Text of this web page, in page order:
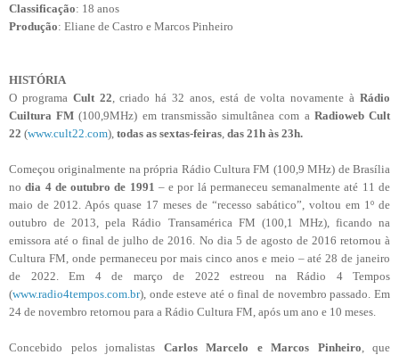
Classificação: 18 anos
Produção: Eliane de Castro e Marcos Pinheiro
HISTÓRIA
O programa Cult 22 , criado há 32 anos, está de volta novamente àRádio
Cuiltura FM(100,9MHz) em transmissão simultânea com a Radioweb Cult
22 (www.cult22.com), todas as sextas-feiras das 21h às 23h.
Começou originalmente na própria Rádio Cultura FM (100,9 MHz) de Brasília
nodia 4 de outubro de 1991 – e por lá permaneceu semanalmente até 11 de
maio de 2012. Após quase 17 meses de “recesso sabático”, voltou em 1º de
outubro de 2013, pela Rádio Transamérica FM (100,1 MHz), ficando na
emissora até o final de julho de 2016. No dia 5 de agosto de 2016 retornou à
Cultura FM, onde permaneceu por mais cinco anos e meio – até 28 de janeiro
de 2022. Em 4 de março de 2022 estreou na Rádio 4 Tempos
(www.radio4tempos.com.br), onde esteve até o final de novembro passado. Em
24 de novembro retornou para a Rádio Cultura FM, após um ano e 10 meses.
Concebido pelos jornalistas Carlos Marcelo e Marcos Pinheiro , que